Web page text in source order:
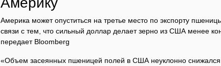
Америка может опуститься на третье место по экспорту
связи с тем, что сильный доллар делает зерно из США менее
передает Bloomberg
«Объем засеянных пшеницей полей в США неуклонно снижался